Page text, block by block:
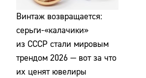
Винтаж возвращается:
серьги-«калачики»
из СССР стали мировым
трендом 2026 — вот за что
их ценят ювелиры